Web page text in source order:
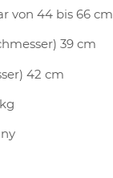
von 44 bis 66 cm
39 cm
42 cm